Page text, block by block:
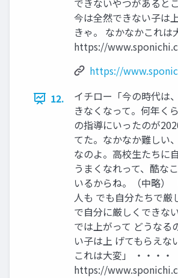
できないやつがあると
今は全然できない子は
きゃ。 なかなかこれ
https://
https://
12.
イチロー「今の時代は
きなくなって。何年く
の指導にいったのが
てた。なかなか難しい
なのよ。高校生たちに
うまくなれって、酷な
いるからね。（中略）
人も でも自分たちで厳
で自分に厳しくできな
では上がって どうなる
い子は上 げてもらえな
これは大変」 ・・・
https://